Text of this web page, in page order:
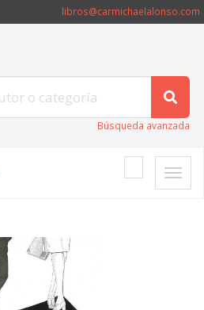
libros@carmichaelalonso.com
Búsqueda avanzada
Toggle